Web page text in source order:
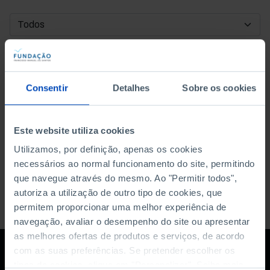
Consentir Detalhes Sobre os cookies
Este website utiliza cookies
Utilizamos, por definição, apenas os cookies
necessários ao normal funcionamento do site, permitindo
que navegue através do mesmo. Ao "Permitir todos",
autoriza a utilização de outro tipo de cookies, que
permitem proporcionar uma melhor experiência de
navegação, avaliar o desempenho do site ou apresentar
as melhores ofertas de produtos e serviços, de acordo
com as suas preferências. Se pretender escolher os
DATA DE INÍCIO
DATA DE FIM